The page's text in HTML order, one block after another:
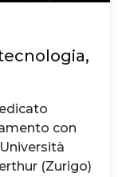
con
(Zurigo)